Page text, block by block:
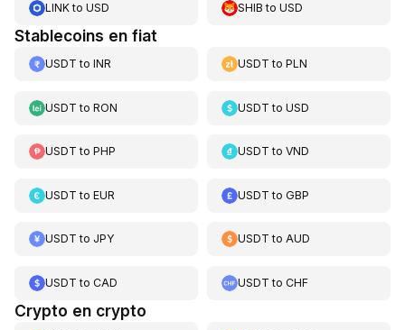
LINKto USD SHIB toUSD
Stablecoins en fiat
USDT to INR USDT toPLN
USDT to RON USDT toUSD
USDT to PHP USDT toVND
USDT to EUR USDT toGBP
USDT to JPY USDT toAUD
USDT to CAD USDT toCHF
Crypto en crypto